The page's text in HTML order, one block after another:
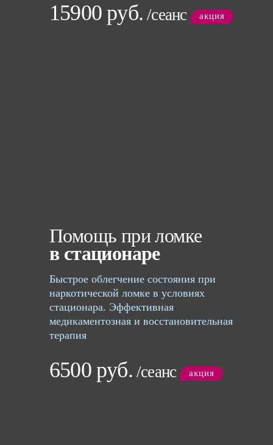
15900 руб. /сеанс акция
Помощь при ломке
в стационаре
Быстрое облегчение состояния при
наркотической ломке в условиях
стационара. Эффективная
медикаментозная и восстановительная
терапия
6500 руб. /сеанс акция